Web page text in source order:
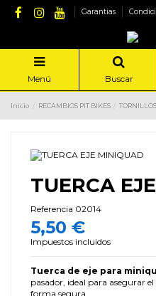
Garantias
Menú Buscar
Inicio RECAMBIOS PIT BIKES TORNILLOS
TUERCA
Referencia 02014
5,50 €
Impuestos incluidos
Tuerca de eje para
pasador, ideal para asegurar
forma segura.